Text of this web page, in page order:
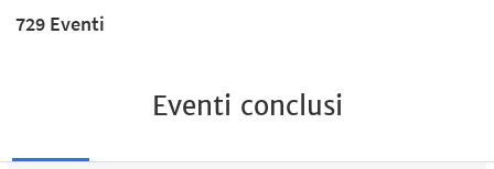
729 Eventi
Eventi conclusi